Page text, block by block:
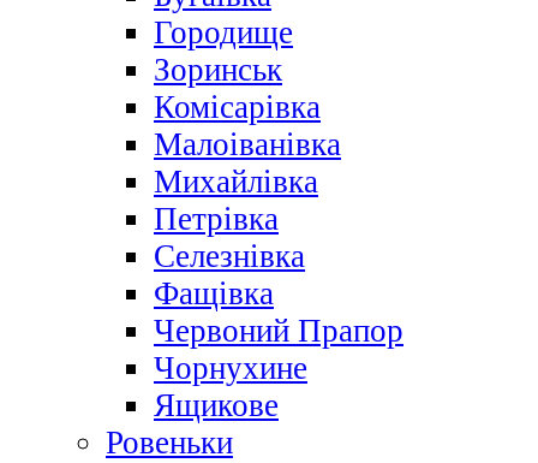
Городище
Зоринськ
Комісарівка
Малоіванівка
Михайлівка
Петрівка
Селезнівка
Фащівка
Червоний Прапор
Чорнухине
Ящикове
Ровеньки